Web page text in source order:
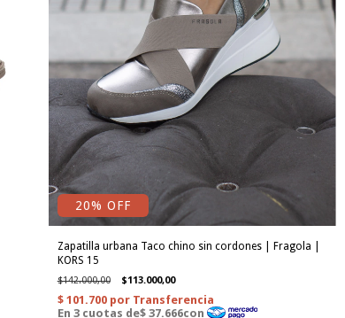
20% OFF
Zapatilla urbana Taco chino sin cordones | Fragola |
KORS 15
$142.000,00 $113.000,00